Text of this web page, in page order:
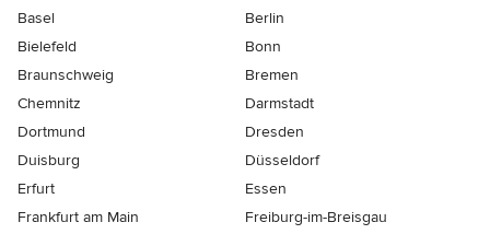
Basel
Berlin
Bielefeld
Bonn
Braunschweig
Bremen
Chemnitz
Darmstadt
Dortmund
Dresden
Duisburg
Düsseldorf
Erfurt
Essen
Frankfurt am Main
Freiburg-im-Breisgau